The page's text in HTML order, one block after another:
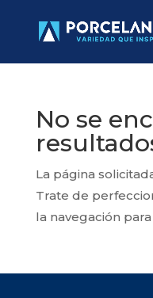
No se
La página
Trate de
la navegación